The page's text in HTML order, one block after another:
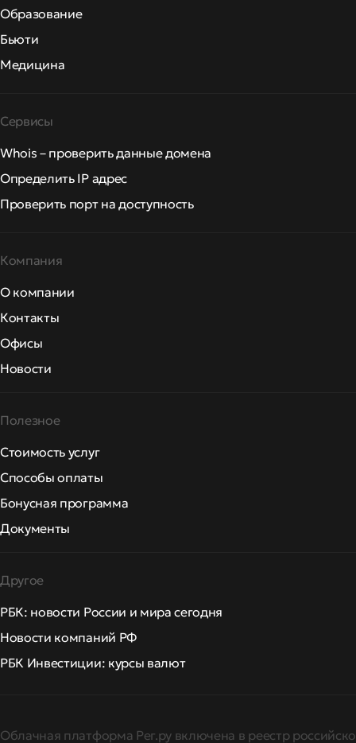
Образование
Бьюти
Медицина
Сервисы
Whois – проверить данные домена
Определить IP адрес
Проверить порт на доступность
Компания
О компании
Контакты
Офисы
Новости
Полезное
Стоимость услуг
Способы оплаты
Бонусная программа
Документы
Другое
РБК: новости России и мира сегодня
Новости компаний РФ
РБК Инвестиции: курсы валют
Облачная платформа Рег.ру включена в реестр